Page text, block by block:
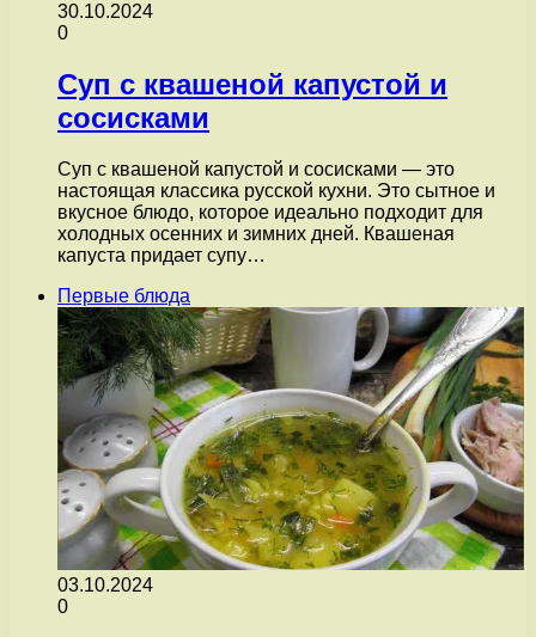
30.10.2024
0
Суп с квашеной капустой и
сосисками
Суп с квашеной капустой и сосисками — это
настоящая классика русской кухни. Это сытное и
вкусное блюдо, которое идеально подходит для
холодных осенних и зимних дней. Квашеная
капуста придает супу…
Первые блюда
03.10.2024
0